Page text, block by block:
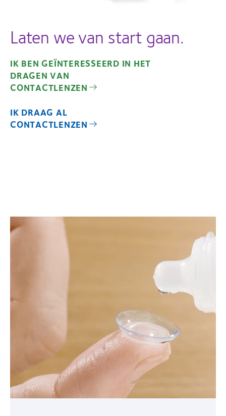
Laten we van start gaan.
IK BEN GEÏNTERESSEERD IN HET
DRAGEN VAN
CONTACTLENZEN
IK DRAAG AL
CONTACTLENZEN